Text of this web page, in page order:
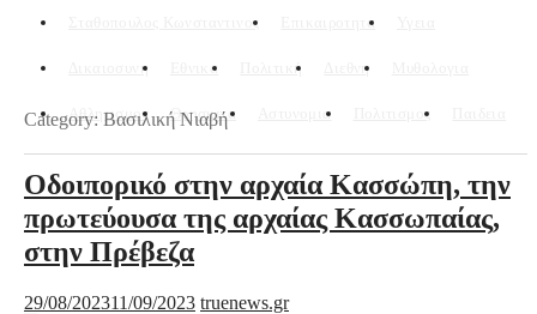
Σταθοπουλος Κωνσταντινος Επικαιροτητα
Δικαιοσυνη Εθνικα Πολιτική Διεθνη
Αθλητισμος Θρησκεια Αστυνομια Πολιτισμος
Category: Βασιλική Νιαβή
Οδοιπορικό στην αρχαία Κασσώπη, την
πρωτεύουσα της αρχαίας Κασσωπαίας,
στην Πρέβεζα
29/08/202311/09/2023 truenews.gr